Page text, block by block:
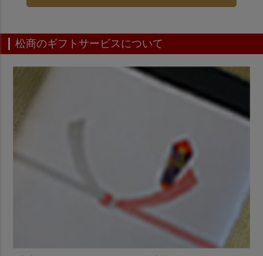
松商のギフトサービスについて